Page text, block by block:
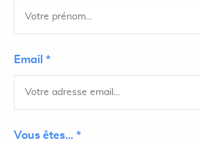
Email *
Vous êtes... *